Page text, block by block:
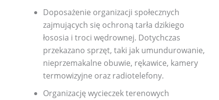
Doposażenie organizacji społecznych
zajmujących się ochroną tarła dzikiego
łososia i troci wędrownej. Dotychczas
przekazano sprzęt, taki jak umundurowanie,
nieprzemakalne obuwie, rękawice, kamery
termowizyjne oraz radiotelefony.
Organizację wycieczek terenowych